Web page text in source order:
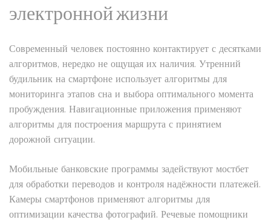
электронной жизни
Современный человек постоянно контактирует с десятками
алгоритмов, нередко не ощущая их наличия. Утренний
будильник на смартфоне использует алгоритмы для
мониторинга этапов сна и выбора оптимального момента
пробуждения. Навигационные приложения применяют
алгоритмы для построения маршрута с принятием
дорожной ситуации.
Мобильные банковские программы задействуют мостбет
для обработки переводов и контроля надёжности платежей.
Камеры смартфонов применяют алгоритмы для
оптимизации качества фотографий. Речевые помощники